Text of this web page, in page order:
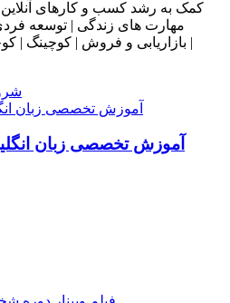
کمک به رشد کسب و کارهای
مهارت های زندگی | توسعه
بازاریابی و فروش | کوچینگ |
آموزش تخصصی زبان